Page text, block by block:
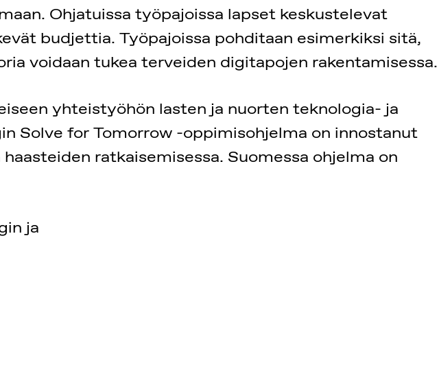
Ohjatuissa työpajoissa lapset keskustelevat
budjettia. Työpajoissa pohditaan esimerkiksi sitä,
voidaan tukea terveiden digitapojen rakentamisessa.
yhteistyöhön lasten ja nuorten teknologia- ja
Solve for Tomorrow -oppimisohjelma on innostanut
ratkaisemisessa. Suomessa ohjelma on
ja